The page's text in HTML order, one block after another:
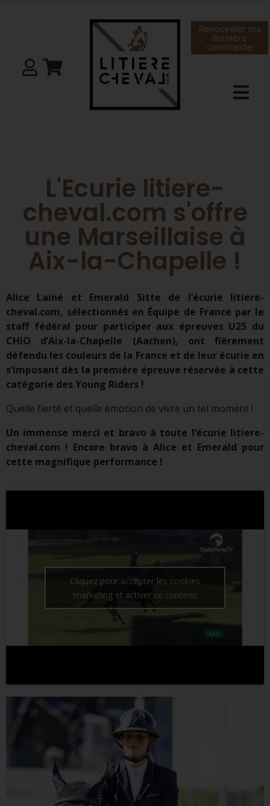
Renouveler ma
dernière
commande
L'Ecurie litiere-
cheval.com s'offre
une Marseillaise à
Aix-la-Chapelle !
Alice Lainé et Emerald Sitte de l’écurie litiere-
cheval.com, sélectionnés en Équipe de France par le
staff fédéral pour participer aux épreuves U25 du
CHIO d’Aix-la-Chapelle (Aachen), ont fièrement
défendu les couleurs de la France et de leur écurie en
s’imposant dès la première épreuve réservée à cette
catégorie des Young Riders !
Quelle fierté et quelle émotion de vivre un tel moment !
Un immense merci et bravo à toute l’écurie litiere-
cheval.com ! Encore bravo à Alice et Emerald pour
cette magnifique performance !
Cliquez pour accepter les cookies
marketing et activer ce contenu